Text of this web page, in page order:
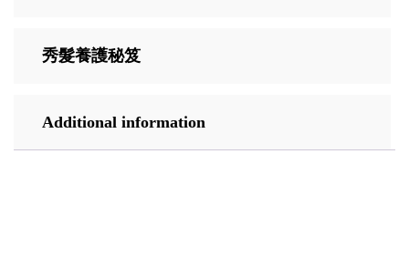
秀髮養護秘笈
Additional information